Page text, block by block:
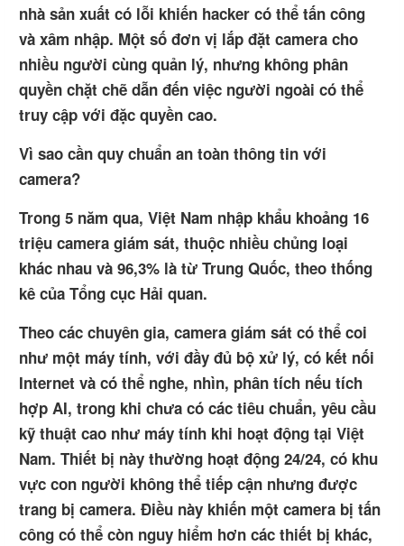
nhà sản xuất có lỗi khiến hacker có thể tấn công
và xâm nhập. Một số đơn vị lắp đặt camera cho
nhiều người cùng quản lý, nhưng không phân
quyền chặt chẽ dẫn đến việc người ngoài có thể
truy cập với đặc quyền cao.
Vì sao cần quy chuẩn an toàn thông tin với
camera?
Trong 5 năm qua, Việt Nam nhập khẩu khoảng 16
triệu camera giám sát, thuộc nhiều chủng loại
khác nhau và 96,3% là từ Trung Quốc, theo thống
kê của Tổng cục Hải quan.
Theo các chuyên gia, camera giám sát có thể coi
như một máy tính, với đầy đủ bộ xử lý, có kết nối
Internet và có thể nghe, nhìn, phân tích nếu tích
hợp AI, trong khi chưa có các tiêu chuẩn, yêu cầu
kỹ thuật cao như máy tính khi hoạt động tại Việt
Nam. Thiết bị này thường hoạt động 24/24, có khu
vực con người không thể tiếp cận nhưng được
trang bị camera. Điều này khiến một camera bị tấn
công có thể còn nguy hiểm hơn các thiết bị khác,